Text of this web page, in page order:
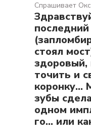
Спрашивает
стоял
здоровый,
точить и
коронку...
зубы
одном
го... или